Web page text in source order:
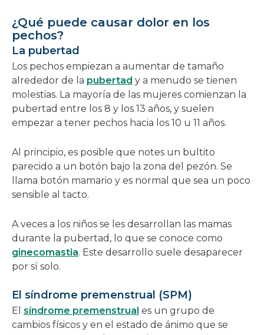
¿Qué puede causar dolor en los
pechos?
La pubertad
Los pechos empiezan a aumentar de tamaño
alrededor de la pubertad y a menudo se tienen
molestias. La mayoría de las mujeres comienzan la
pubertad entre los 8 y los 13 años, y suelen
empezar a tener pechos hacia los 10 u 11 años.
Al principio, es posible que notes un bultito
parecido a un botón bajo la zona del pezón. Se
llama botón mamario y es normal que sea un poco
sensible al tacto.
A veces a los niños se les desarrollan las mamas
durante la pubertad, lo que se conoce como
ginecomastia. Este desarrollo suele desaparecer
por sí solo.
El síndrome premenstrual (SPM)
El síndrome premenstrual es un grupo de
cambios físicos y en el estado de ánimo que se